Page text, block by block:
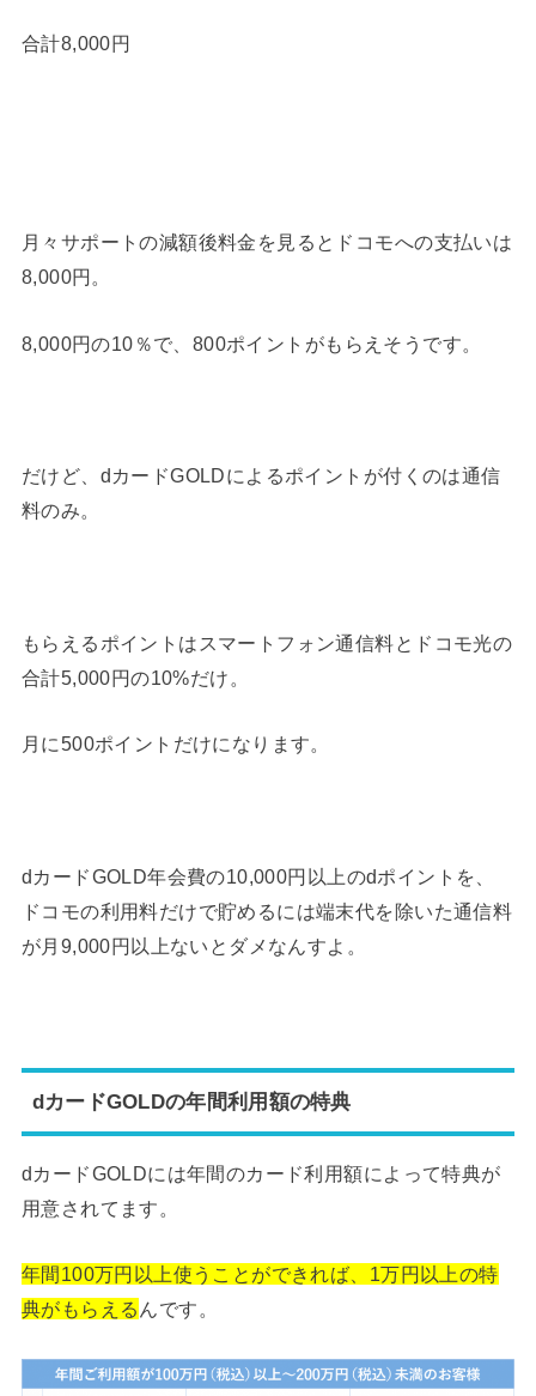
合計8,000円
月々サポートの減額後料金を見るとドコモへの支払いは
8,000円。
8,000円の10％で、800ポイントがもらえそうです。
だけど、dカードGOLDによるポイントが付くのは通信
料のみ。
もらえるポイントはスマートフォン通信料とドコモ光の
合計5,000円の10%だけ。
月に500ポイントだけになります。
dカードGOLD年会費の10,000円以上のdポイントを、
ドコモの利用料だけで貯めるには端末代を除いた通信料
が月9,000円以上ないとダメなんすよ。
dカードGOLDの年間利用額の特典
dカードGOLDには年間のカード利用額によって特典が
用意されてます。
年間100万円以上使うことができれば、1万円以上の特
典がもらえる んです。